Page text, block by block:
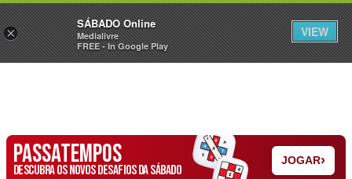
Sábado Assine Iniciar Sessão
PASSATEMPOS
DESCUBRA OS NOVOS DESAFIOS DA SÁBADO
JOGAR›
×
SÁBADO Online
Medialivre
FREE - In Google Play
VIEW